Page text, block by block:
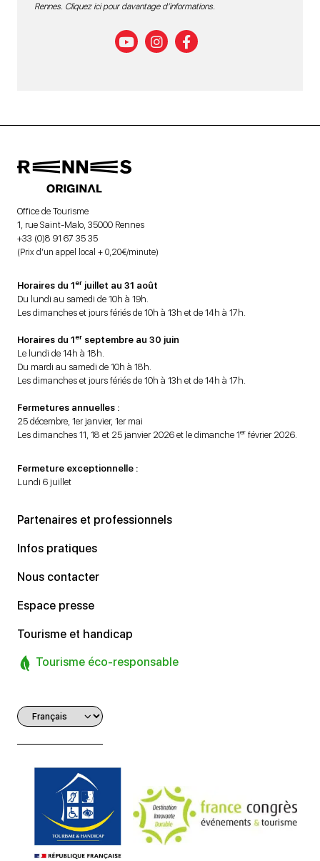
Rennes. Cliquez ici pour davantage d’informations.
Office de Tourisme
1, rue Saint-Malo, 35000 Rennes
+33 (0)8 91 67 35 35
(Prix d’un appel local + 0,20€/minute)
Horaires du 1er juillet au 31 août
Du lundi au samedi de 10h à 19h.
Les dimanches et jours fériés de 10h à 13h et de 14h à 17h.
Horaires du 1er septembre au 30 juin
Le lundi de 14h à 18h.
Du mardi au samedi de 10h à 18h.
Les dimanches et jours fériés de 10h à 13h et de 14h à 17h.
Fermetures annuelles :
25 décembre, 1er janvier, 1er mai
Les dimanches 11, 18 et 25 janvier 2026 et le dimanche 1er février 2026.
Fermeture exceptionnelle :
Lundi 6 juillet
Partenaires et professionnels
Infos pratiques
Nous contacter
Espace presse
Tourisme et handicap
Tourisme éco-responsable